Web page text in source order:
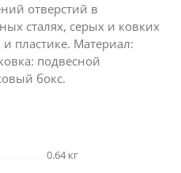
отверстий в
сталях, серых и ковких
пластике. Материал:
подвесной
бокс.
0.64 кг